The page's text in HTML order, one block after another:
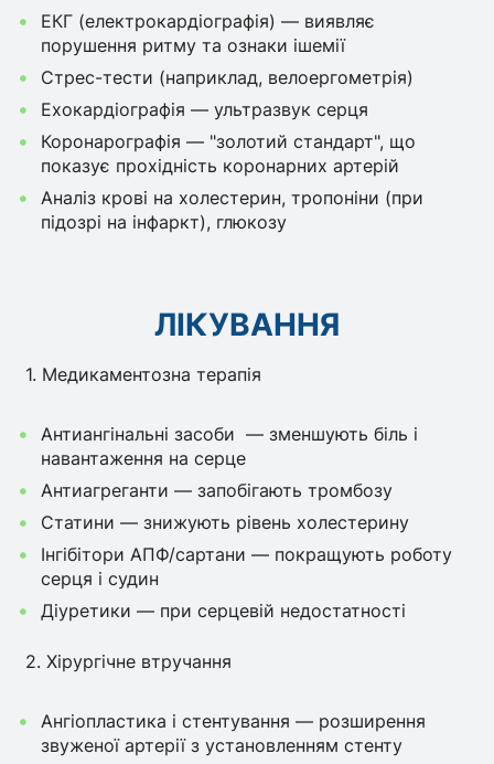
ЕКГ (електрокардіографія) — виявляє
порушення ритму та ознаки ішемії
Стрес-тести (наприклад, велоергометрія)
Ехокардіографія — ультразвук серця
Коронарографія — "золотий стандарт", що
показує прохідність коронарних артерій
Аналіз крові на холестерин, тропоніни (при
підозрі на інфаркт), глюкозу
ЛІКУВАННЯ
1. Медикаментозна терапія
Антиангінальні засоби — зменшують біль і
навантаження на серце
Антиагреганти — запобігають тромбозу
Статини — знижують рівень холестерину
Інгібітори АПФ/сартани — покращують роботу
серця і судин
Діуретики — при серцевій недостатності
2. Хірургічне втручання
Ангіопластика і стентування — розширення
звуженої артерії з установленням стенту